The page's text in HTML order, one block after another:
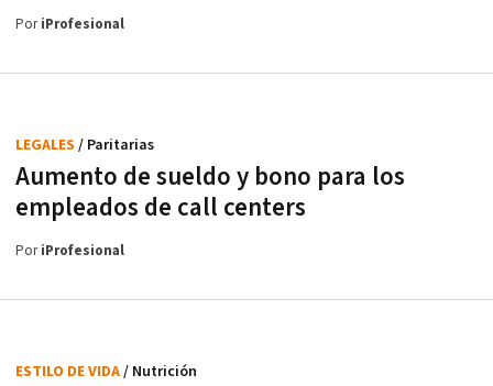
PoriProfesional
Aumento de sueldo y bono para los
empleados de call centers
LEGALES / Paritarias
PoriProfesional
ESTILO DE VIDA/ Nutrición